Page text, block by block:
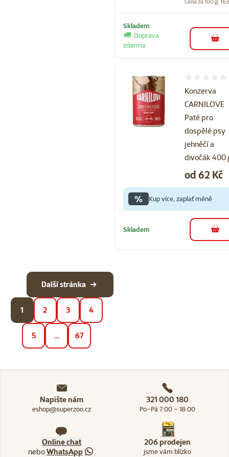
Skladem
Doprava
zdarma
do
Konzerva
CARNILOVE
Paté pro
dospělé psy
jehněčí a
divočák 400
Cena
od 62 Kč
% Kup více, zaplať méně
Skladem do
1 2 3 4
5 … 67
Další stránka
Napište nám
eshop@superzoo.cz
321 000 180
Po–Pá 7:00 – 18:00
Online chat
neboWhatsApp
206 prodejen
jsme vám blízko